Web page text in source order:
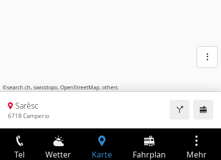
©search.ch, swisstopo, OpenStreetMap, others
Sarèsc
6718 Camperio
Tel Wetter Karte Fahrplan Mehr